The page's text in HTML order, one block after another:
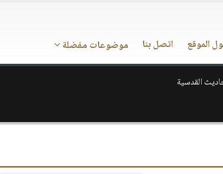
الموقع اتصل بنا موضوعات مفضلة
القدسية